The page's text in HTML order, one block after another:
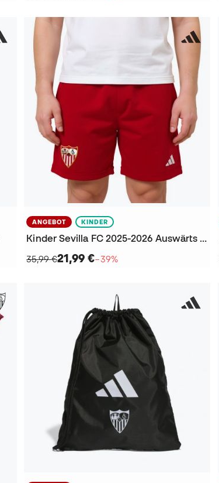
ANGEBOT KINDER
Kinder Sevilla FC 2025-2026 Auswärts Shorts
35,99 €21,99 €−39%